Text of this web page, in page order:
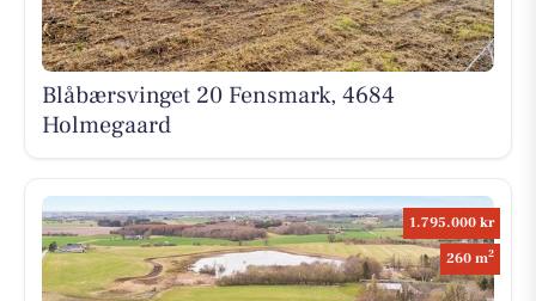
Blåbærsvinget 20 Fensmark, 4684
Holmegaard
1.795.000 kr
260 m2